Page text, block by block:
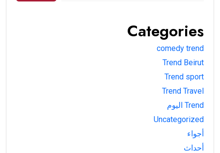
Categories
comedy trend
Trend Beirut
Trend sport
Trend Travel
Trend اليوم
Uncategorized
أجواء
أحداث